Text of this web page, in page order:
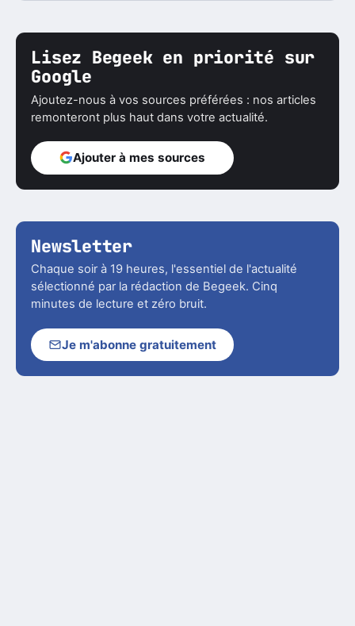
Lisez Begeek en priorité sur
Google
Ajoutez-nous à vos sources préférées : nos articles
remonteront plus haut dans votre actualité.
Ajouter à mes sources
Newsletter
Chaque soir à 19 heures, l'essentiel de l'actualité
sélectionné par la rédaction de Begeek. Cinq
minutes de lecture et zéro bruit.
Je m'abonne gratuitement